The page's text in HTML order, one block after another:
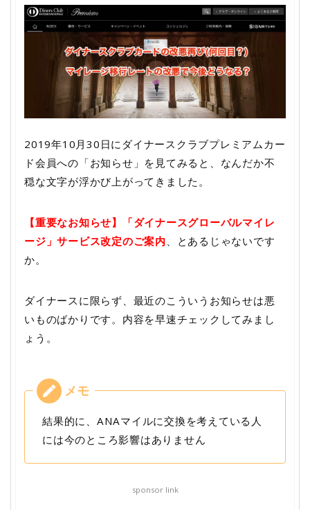
2019年10月30日にダイナースクラブプレミアムカー
ド会員への「お知らせ」を見てみると、なんだか不
穏な文字が浮かび上がってきました。
【重要なお知らせ】「ダイナースグローバルマイレ
ージ」サービス改定のご案内 、とあるじゃないです
か。
ダイナースに限らず、最近のこういうお知らせは悪
いものばかりです。内容を早速チェックしてみまし
ょう。
結果的に、ANAマイルに交換を考えている人
には今のところ影響はありません
sponsor link